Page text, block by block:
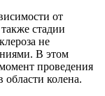
от
стадии
не
В этом
проведения
колена.